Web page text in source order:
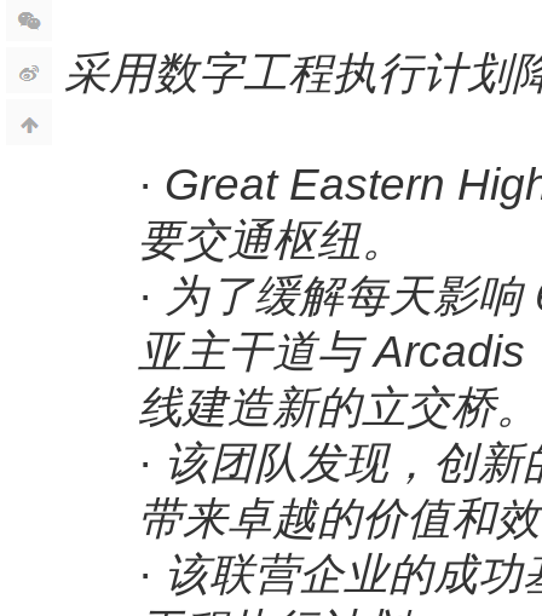
采用数字工程执行计划
· Great Eastern
要交通枢纽。
· 为了缓解每天影
亚主干道与
线建造新的立交桥。
· 该团队发现，创
带来卓越的价值和
· 该联营企业的成